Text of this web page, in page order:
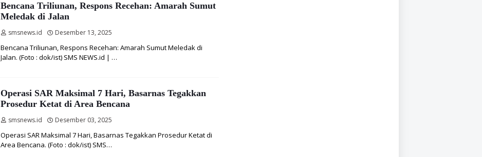
Bencana Triliunan, Respons Recehan: Amarah Sumut
Meledak di Jalan
smsnews.id Desember 13, 2025
Bencana Triliunan, Respons Recehan: Amarah Sumut Meledak di
Jalan. (Foto : dok/ist) SMS NEWS.id | …
Operasi SAR Maksimal 7 Hari, Basarnas Tegakkan
Prosedur Ketat di Area Bencana
smsnews.id Desember 03, 2025
Operasi SAR Maksimal 7 Hari, Basarnas Tegakkan Prosedur Ketat di
Area Bencana. (Foto : dok/ist) SMS…